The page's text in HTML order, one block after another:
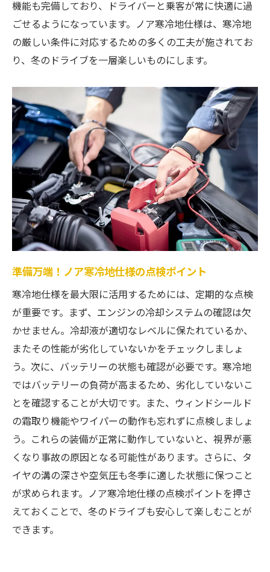
機能も完備しており、ドライバーと乗客が常に快適に過
ごせるようになっています。ノア寒冷地仕様は、寒冷地
の厳しい条件に対応するための多くの工夫が施されてお
り、冬のドライブを一層楽しいものにします。
準備万端！ノア寒冷地仕様の点検ポイント
寒冷地仕様を最大限に活用するためには、定期的な点検
が重要です。まず、エンジンの冷却システムの確認は欠
かせません。冷却液が適切なレベルに保たれているか、
またその性能が劣化していないかをチェックしましょ
う。次に、バッテリーの状態も確認が必要です。寒冷地
ではバッテリーの負荷が高まるため、劣化していないこ
とを確認することが大切です。また、ウィンドシールド
の霜取り機能やワイパーの動作も忘れずに点検しましょ
う。これらの装備が正常に動作していないと、視界が悪
くなり事故の原因となる可能性があります。さらに、タ
イヤの溝の深さや空気圧も冬季に適した状態に保つこと
が求められます。ノア寒冷地仕様の点検ポイントを押さ
えておくことで、冬のドライブも安心して楽しむことが
できます。